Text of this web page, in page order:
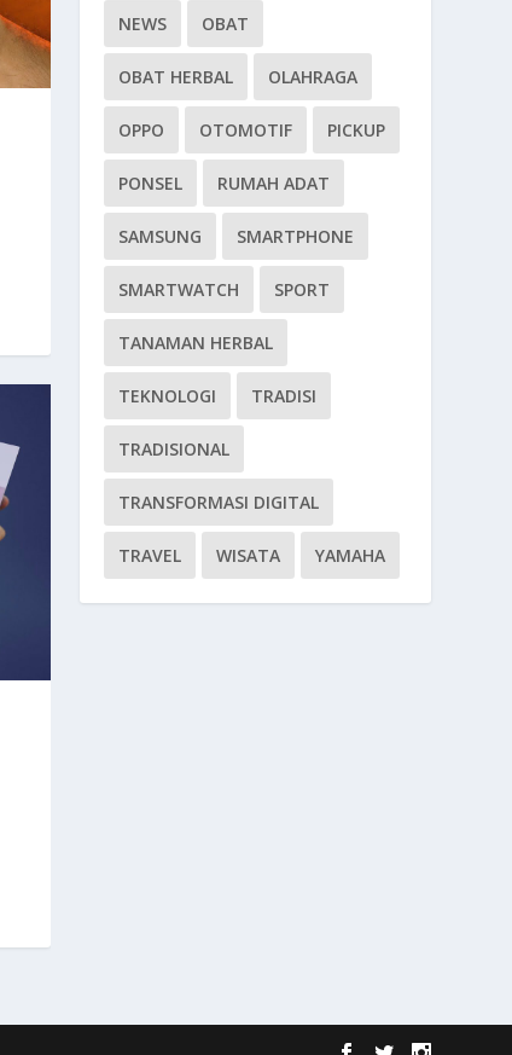
NEWS OBAT
OBAT HERBAL OLAHRAGA
OPPO OTOMOTIF PICKUP
PONSEL RUMAH ADAT
SAMSUNG SMARTPHONE
SMARTWATCH SPORT
TANAMAN HERBAL
TEKNOLOGI TRADISI
TRADISIONAL
TRANSFORMASI DIGITAL
TRAVEL WISATA YAMAHA